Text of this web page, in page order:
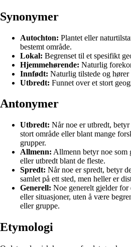
Synonymer
Autochton: Plantet eller
bestemt område.
Lokal: Begrenset til et spesifikt
Hjemmehørende: Naturlig
Innfødt: Naturlig tilstede og
Utbredt: Funnet over et stort
Antonymer
Utbredt: Når noe er utbredt,
stort område eller blant mange
grupper.
Allmenn: Allmenn betyr noe som
eller utbredt blant de fleste.
Spredt: Når noe er spredt, betyr
samlet på ett sted, men heller er
Generell: Noe generelt gjelder
eller situasjoner, uten å være
eller gruppe.
Etymologi